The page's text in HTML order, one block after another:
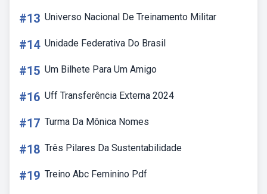
#13 Universo Nacional De Treinamento Militar
#14 Unidade Federativa Do Brasil
#15 Um Bilhete Para Um Amigo
#16 Uff Transferência Externa 2024
#17 Turma Da Mônica Nomes
#18 Três Pilares Da Sustentabilidade
#19 Treino Abc Feminino Pdf